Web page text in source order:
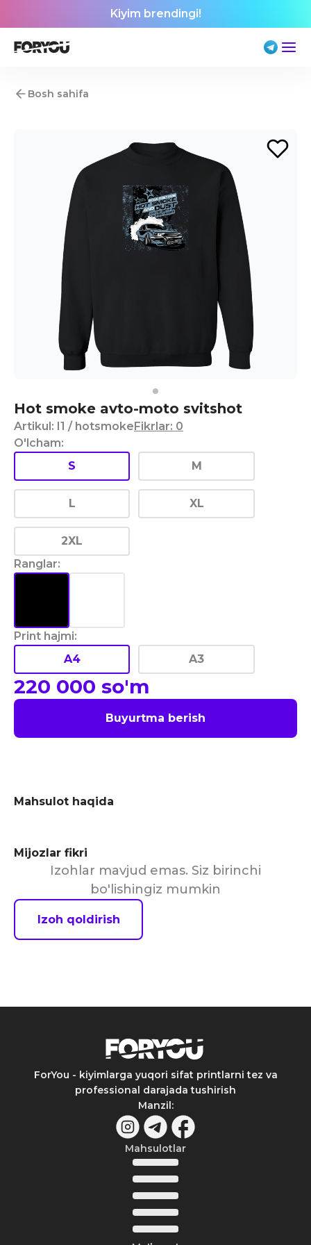
Kiyim brendingi!
Bosh sahifa
Hot smoke avto-moto svitshot
Artikul: I1 / hotsmokeFikrlar: 0
O'lcham:
S
M
L XL
2XL
Ranglar:
Print hajmi:
A4
A3
220 000 so'm
Buyurtma berish
Mahsulot haqida
Mijozlar fikri
Izohlar mavjud emas. Siz birinchi
bo'lishingiz mumkin
Izoh qoldirish
ForYou - kiyimlarga yuqori sifat printlarni tez va
professional darajada tushirish
Manzil:
Mahsulotlar